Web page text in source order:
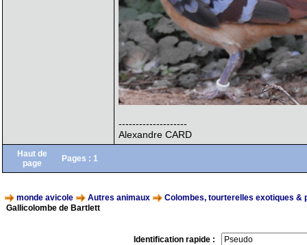
--------------------
Alexandre CARD
Haut de
page
Pages : 1
monde avicole Autres animaux
Colombes, tourterelles exotiques &
Gallicolombe de Bartlett
Identification rapide :